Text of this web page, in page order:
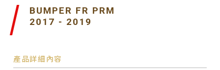
BUMPER FR PRM
2017 - 2019
產品詳細內容